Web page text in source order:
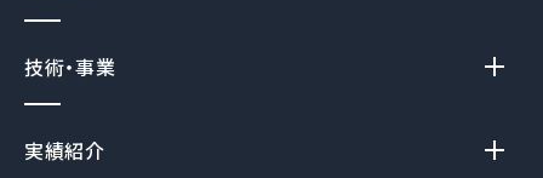
技術・事業
実績紹介